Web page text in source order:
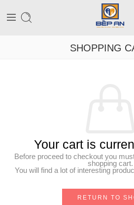
SHOPPING
Your cart is
Before proceed to checkout you
shopping cart.
You will find a lot of interesting
RETURN TO